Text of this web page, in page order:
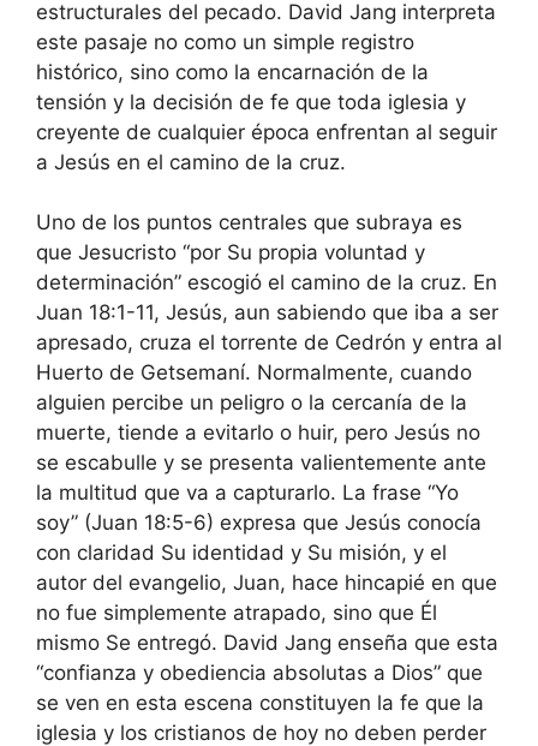
estructurales del pecado. David Jang interpreta
este pasaje no como un simple registro
histórico, sino como la encarnación de la
tensión y la decisión de fe que toda iglesia y
creyente de cualquier época enfrentan al seguir
a Jesús en el camino de la cruz.
Uno de los puntos centrales que subraya es
que Jesucristo “por Su propia voluntad y
determinación” escogió el camino de la cruz. En
Juan 18:1-11, Jesús, aun sabiendo que iba a ser
apresado, cruza el torrente de Cedrón y entra al
Huerto de Getsemaní. Normalmente, cuando
alguien percibe un peligro o la cercanía de la
muerte, tiende a evitarlo o huir, pero Jesús no
se escabulle y se presenta valientemente ante
la multitud que va a capturarlo. La frase “Yo
soy” (Juan 18:5-6) expresa que Jesús conocía
con claridad Su identidad y Su misión, y el
autor del evangelio, Juan, hace hincapié en que
no fue simplemente atrapado, sino que Él
mismo Se entregó. David Jang enseña que esta
“confianza y obediencia absolutas a Dios” que
se ven en esta escena constituyen la fe que la
iglesia y los cristianos de hoy no deben perder